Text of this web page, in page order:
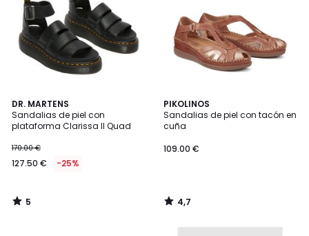
DR. MARTENS
Sandalias de piel con
plataforma Clarissa II Quad
170.00 €
127.50 € -25%
5
/
5
5
/
PIKOLINOS
Sandalias de piel con tacón en
cuña
109.00 €
4,7
/ 5
4,7
/